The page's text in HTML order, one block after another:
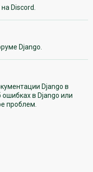
Discord.
Django.
Django в
в Django или
проблем.